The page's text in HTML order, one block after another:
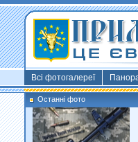
Всі фотогалереї
Останні фото
Фото: Київ 2022
Власник:
morsresistis
Галерея:
Templates
Додано: 2022-11-13